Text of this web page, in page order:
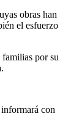
obras han
el esfuerzo
familias por su
con